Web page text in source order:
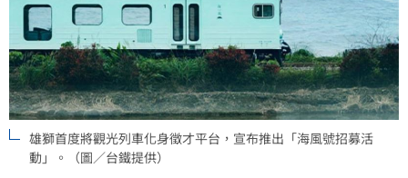
雄獅首度將觀光列車化身徵才平台，宣布推出「海風號招募活
動」。（圖／台鐵提供）